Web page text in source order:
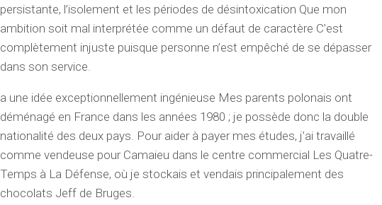
persistante, l’isolement et les périodes de désintoxication Que mon
ambition soit mal interprétée comme un défaut de caractère C’est
complètement injuste puisque personne n’est empêché de se dépasser
dans son service.
a une idée exceptionnellement ingénieuse Mes parents polonais ont
déménagé en France dans les années 1980 ; je possède donc la double
nationalité des deux pays. Pour aider à payer mes études, j’ai travaillé
comme vendeuse pour Camaieu dans le centre commercial Les Quatre-
Temps à La Défense, où je stockais et vendais principalement des
chocolats Jeff de Bruges.